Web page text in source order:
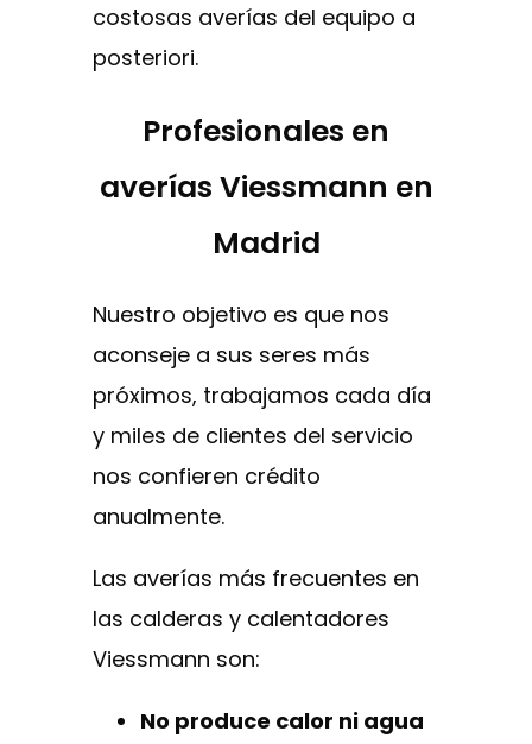
costosas averías del equipo a
posteriori.
Profesionales en
averías Viessmann en
Madrid
Nuestro objetivo es que nos
aconseje a sus seres más
próximos, trabajamos cada día
y miles de clientes del servicio
nos confieren crédito
anualmente.
Las averías más frecuentes en
las calderas y calentadores
Viessmann son:
No produce calor ni agua